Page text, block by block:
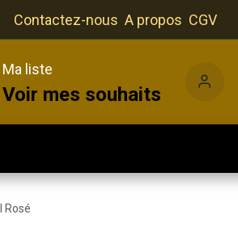
Contactez-nous A propos CGV
Ma liste
Voir mes souhaits
Rosé